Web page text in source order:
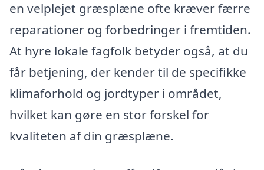
en velplejet græsplæne ofte kræver færre
reparationer og forbedringer i fremtiden.
At hyre lokale fagfolk betyder også, at du
får betjening, der kender til de specifikke
klimaforhold og jordtyper i området,
hvilket kan gøre en stor forskel for
kvaliteten af din græsplæne.